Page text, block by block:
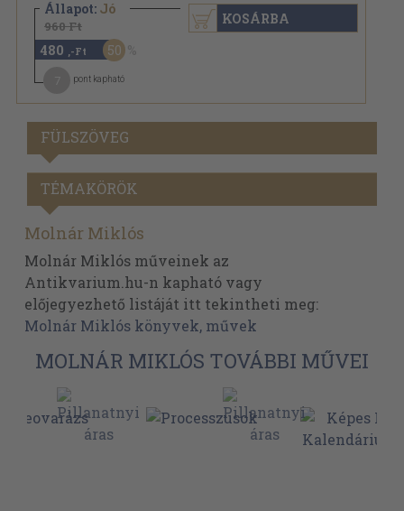
Állapot: Jó
960 Ft
480 ,-Ft 50
pont kapható
KOSÁRBA
FÜLSZÖVEG
TÉMAKÖRÖK
Molnár Miklós
Molnár Miklós műveinek az
Antikvarium.hu-n kapható vagy
előjegyezhető listáját itt tekintheti meg:
Molnár Miklós könyvek, művek
MOLNÁR MIKLÓS TOVÁBBI MŰVEI